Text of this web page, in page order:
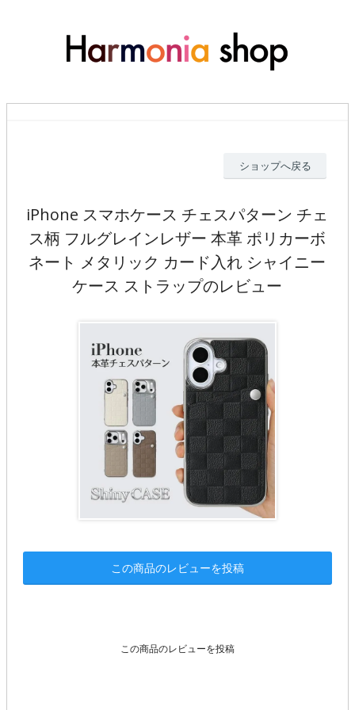
ショップへ戻る
iPhone スマホケース チェスパターン チェ
ス柄 フルグレインレザー 本革 ポリカーボ
ネート メタリック カード入れ シャイニー
ケース ストラップのレビュー
この商品のレビューを投稿
この商品のレビューを投稿